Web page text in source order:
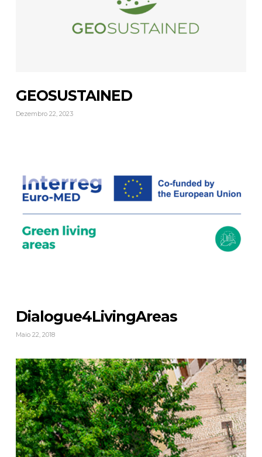
GEOSUSTAINED
Dezembro 22, 2023
Dialogue4LivingAreas
Maio 22, 2018